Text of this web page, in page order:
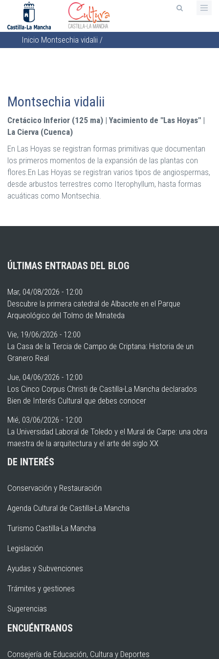
contenido
principal
Sobrescribir
a
la
navegación
Inicio Montsechia vidalii /
Montsechia vidalii
Cretácico Inferior (125 ma) | Yacimiento de "Las Hoyas" |
La Cierva (Cuenca)
En Las Hoyas se registran formas primitivas que documentan
los primeros momentos de la expansión de las plantas con
flores.En Las Hoyas se registran varios tipos de angiospermas,
desde arbustos terrestres como Iterophyllum, hasta formas
acuáticas como Montsechia.
ÚLTIMAS ENTRADAS DEL BLOG
Mar, 04/08/2026 - 12:00
Descubre la primera catedral de Albacete en el Parque
Arqueológico del Tolmo de Minateda
Vie, 19/06/2026 - 12:00
La Casa de la Tercia de Campo de Criptana: Historia de un
Granero Real
Jue, 04/06/2026 - 12:00
Los Cinco Corpus Christi de Castilla-La Mancha declarados
Bien de Interés Cultural que debes conocer
Mié, 03/06/2026 - 12:00
La Universidad Laboral de Toledo y el Mural de Carpe: una obra
maestra de la arquitectura y el arte del siglo XX
DE INTERÉS
Conservación y Restauración
Agenda Cultural de Castilla-La Mancha
Turismo Castilla-La Mancha
Legislación
Ayudas y Subvenciones
Trámites y gestiones
Sugerencias
ENCUÉNTRANOS
Consejería de Educación, Cultura y Deportes